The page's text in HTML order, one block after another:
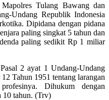
Tulang Bawang dan
Undang Republik Indonesia
Dipidana dengan pidana
paling singkat 5 tahun dan
paling sedikit Rp 1 miliar
2 ayat 1 Undang-Undang
Tahun 1951 tentang larangan
Dihukum dengan
10 tahun. (Trv)